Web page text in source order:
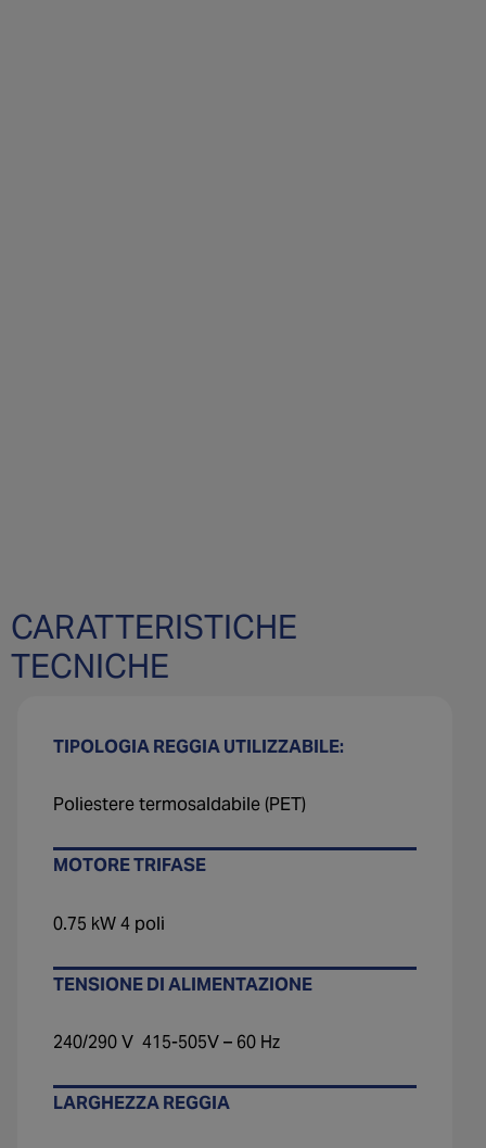
CARATTERISTICHE
TECNICHE
TIPOLOGIA REGGIA UTILIZZABILE:
Poliestere termosaldabile (PET)
MOTORE TRIFASE
0.75 kW 4 poli
TENSIONE DI ALIMENTAZIONE
240/290 V 415-505V – 60 Hz
LARGHEZZA REGGIA